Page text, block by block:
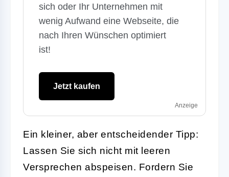
sich oder Ihr Unternehmen mit
wenig Aufwand eine Webseite, die
nach Ihren Wünschen optimiert
ist!
Jetzt kaufen
Anzeige
Ein kleiner, aber entscheidender Tipp:
Lassen Sie sich nicht mit leeren
Versprechen abspeisen. Fordern Sie